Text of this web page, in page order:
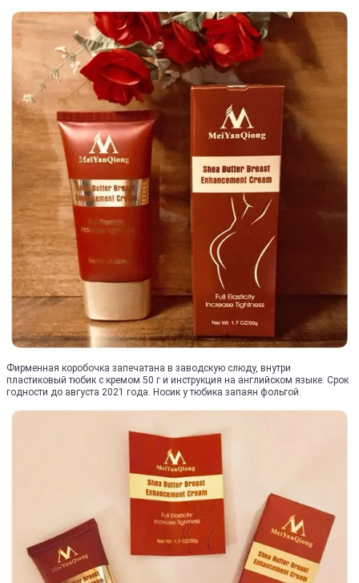
Фирменная коробочка запечатана в заводскую слюду, внутри
пластиковый тюбик с кремом 50 г и инструкция на английском языке. Срок
годности до августа 2021 года. Носик у тюбика запаян фольгой.